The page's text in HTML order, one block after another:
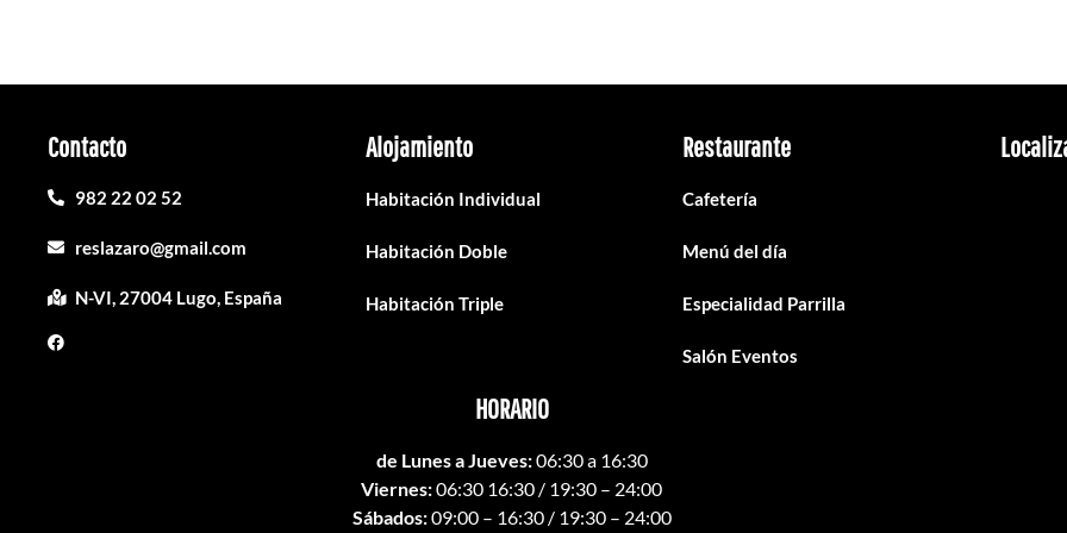
Contacto
982 22 02 52
reslazaro@gmail.com
N-VI, 27004 Lugo, España
Alojamiento
Habitación Individual
Habitación Doble
Habitación Triple
Restaurante
Cafetería
Menú del día
Especialidad Parrilla
Salón Eventos
HORARIO
de Lunes a Jueves:06:30 a 16:30
Viernes:06:30 16:30 / 19:30 – 24:00
Sábados:09:00 – 16:30 / 19:30 – 24:00